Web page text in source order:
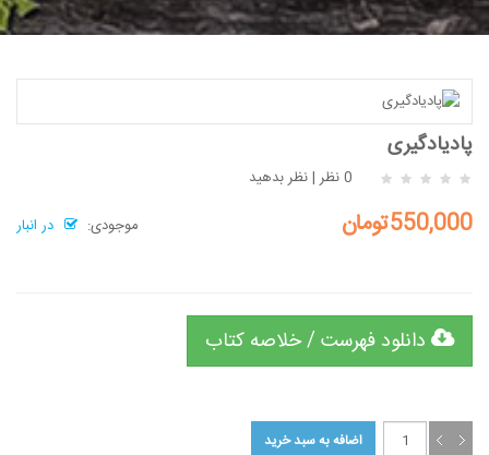
پادیادگیری
0 نظر |نظر بدهید
موجودی:
در انبار 550,000تومان
دانلود فهرست / خلاصه کتاب